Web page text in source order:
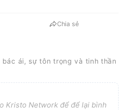
Chia sẻ
bác ái, sự tôn trọng và tinh thần
Kristo Network để để lại bình